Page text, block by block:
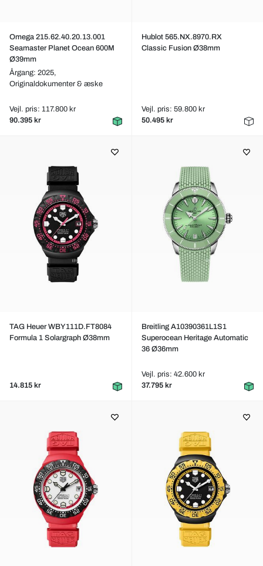
Omega 215.62.40.20.13.001
Seamaster Planet Ocean 600M
Ø39mm
Årgang: 2025,
Originaldokumenter & æske
Vejl. pris: 117.800 kr
90.395 kr
Hublot 565.NX.8970.RX
Classic Fusion Ø38mm
Vejl. pris: 59.800 kr
50.495 kr
TAG Heuer WBY111D.FT8084
Formula 1 Solargraph Ø38mm
14.815 kr
Breitling A10390361L1S1
Superocean Heritage Automatic
36 Ø36mm
Vejl. pris: 42.600 kr
37.795 kr